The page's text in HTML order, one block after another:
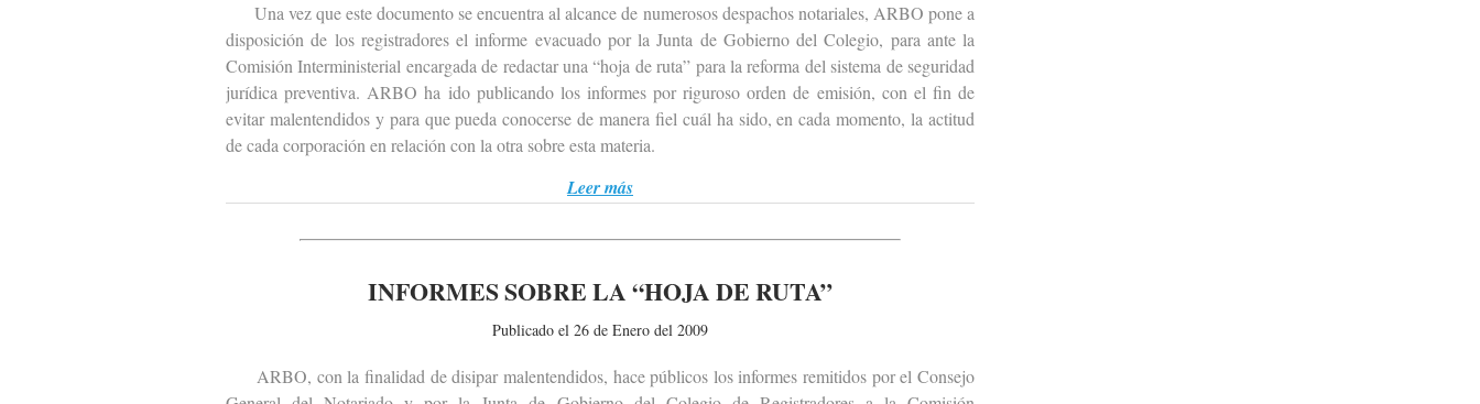
Una vez que este documento se encuentra al alcance de numerosos despachos notariales, ARBO pone a
disposición de los registradores el informe evacuado por la Junta de Gobierno del Colegio, para ante la
Comisión Interministerial encargada de redactar una “hoja de ruta” para la reforma del sistema de seguridad
jurídica preventiva. ARBO ha ido publicando los informes por riguroso orden de emisión, con el fin de
evitar malentendidos y para que pueda conocerse de manera fiel cuál ha sido, en cada momento, la actitud
de cada corporación en relación con la otra sobre esta materia.
Leer más
INFORMES SOBRE LA “HOJA DE RUTA”
Publicado el 26 de Enero del 2009
ARBO, con la finalidad de disipar malentendidos, hace públicos los informes remitidos por el Consejo